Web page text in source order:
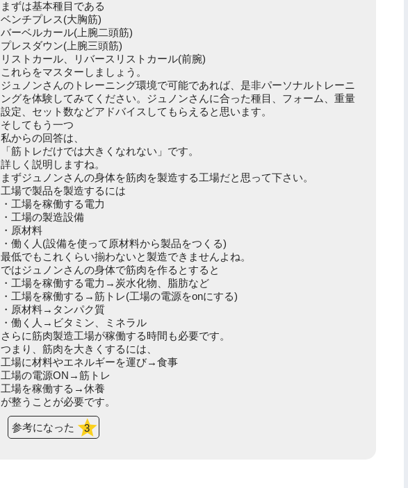
まずは基本種目である
ベンチプレス(大胸筋)
バーベルカール(上腕二頭筋)
プレスダウン(上腕三頭筋)
リストカール、リバースリストカール(前腕)
これらをマスターしましょう。
ジュノンさんのトレーニング環境で可能であれば、是非パーソナルトレーニ
ングを体験してみてください。ジュノンさんに合った種目、フォーム、重量
設定、セット数などアドバイスしてもらえると思います。
そしてもう一つ
私からの回答は、
「筋トレだけでは大きくなれない」です。
詳しく説明しますね。
まずジュノンさんの身体を筋肉を製造する工場だと思って下さい。
工場で製品を製造するには
・工場を稼働する電力
・工場の製造設備
・原材料
・働く人(設備を使って原材料から製品をつくる)
最低でもこれくらい揃わないと製造できませんよね。
ではジュノンさんの身体で筋肉を作るとすると
・工場を稼働する電力→炭水化物、脂肪など
・工場を稼働する→筋トレ(工場の電源をonにする)
・原材料→タンパク質
・働く人→ビタミン、ミネラル
さらに筋肉製造工場が稼働する時間も必要です。
つまり、筋肉を大きくするには、
工場に材料やエネルギーを運び→食事
工場の電源ON→筋トレ
工場を稼働する→休養
が整うことが必要です。
参考になった 3